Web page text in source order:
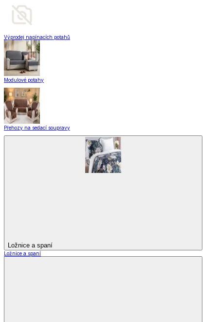
Výprodej napínacích potahů
Modulové potahy
Přehozy na sedací soupravy
Ložnice a spaní
Ložnice a spaní